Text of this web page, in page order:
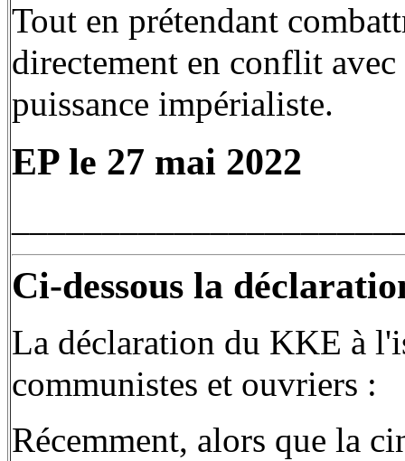
Tout en prétendant
directement en conflit
puissance impérialiste.
EP le 27 mai 2022
Ci-dessous la
La déclaration du KKE à
communistes et ouvriers :
Récemment, alors que la